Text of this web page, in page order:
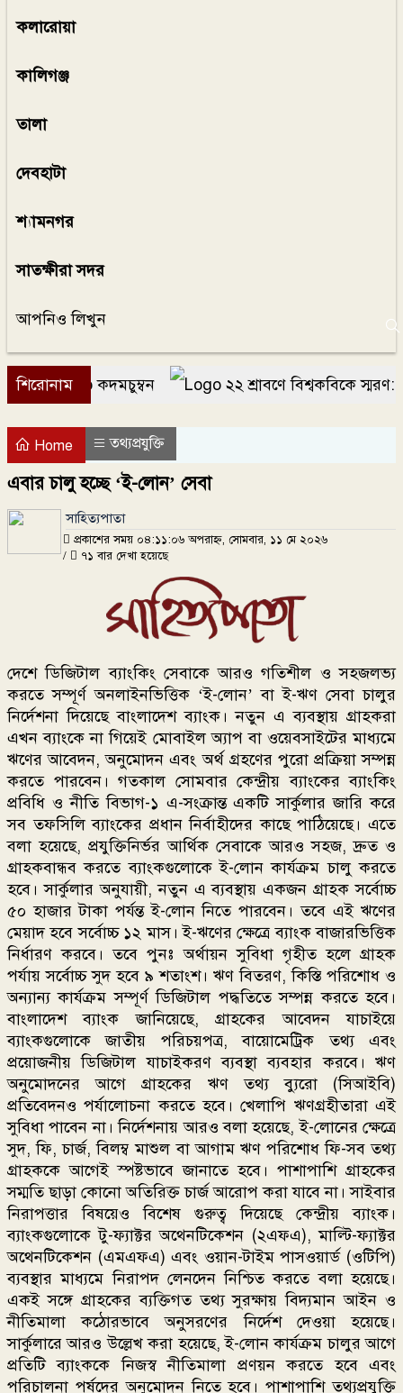
কলারোয়া
কালিগঞ্জ
তালা
দেবহাটা
শ্যামনগর
সাতক্ষীরা সদর
আপনিও লিখুন
শিরোনামকদমচুম্বন ২২ শ্রাবণে বিশ্বকবিকে স্মরণ:
Home তথ্যপ্রযুক্তি
এবার চালু হচ্ছে ‘ই-লোন’ সেবা
সাহিত্যপাতা
প্রকাশের সময় ০৪:১১:০৬ অপরাহ্ন, সোমবার, ১১ মে ২০২৬
/
৭১ বার দেখা হয়েছে
দেশে ডিজিটাল ব্যাংকিং সেবাকে আরও গতিশীল ও সহজলভ্য
করতে সম্পূর্ণ অনলাইনভিত্তিক ‘ই-লোন’ বা ই-ঋণ সেবা চালুর
নির্দেশনা দিয়েছে বাংলাদেশ ব্যাংক। নতুন এ ব্যবস্থায় গ্রাহকরা
এখন ব্যাংকে না গিয়েই মোবাইল অ্যাপ বা ওয়েবসাইটের মাধ্যমে
ঋণের আবেদন, অনুমোদন এবং অর্থ গ্রহণের পুরো প্রক্রিয়া সম্পন্ন
করতে পারবেন। গতকাল সোমবার কেন্দ্রীয় ব্যাংকের ব্যাংকিং
প্রবিধি ও নীতি বিভাগ-১ এ-সংক্রান্ত একটি সার্কুলার জারি করে
সব তফসিলি ব্যাংকের প্রধান নির্বাহীদের কাছে পাঠিয়েছে। এতে
বলা হয়েছে, প্রযুক্তিনির্ভর আর্থিক সেবাকে আরও সহজ, দ্রুত ও
গ্রাহকবান্ধব করতে ব্যাংকগুলোকে ই-লোন কার্যক্রম চালু করতে
হবে। সার্কুলার অনুযায়ী, নতুন এ ব্যবস্থায় একজন গ্রাহক সর্বোচ্চ
৫০ হাজার টাকা পর্যন্ত ই-লোন নিতে পারবেন। তবে এই ঋণের
মেয়াদ হবে সর্বোচ্চ ১২ মাস। ই-ঋণের ক্ষেত্রে ব্যাংক বাজারভিত্তিক
নির্ধারণ করবে। তবে পুনঃ অর্থায়ন সুবিধা গৃহীত হলে গ্রাহক
পর্যায় সর্বোচ্চ সুদ হবে ৯ শতাংশ। ঋণ বিতরণ, কিস্তি পরিশোধ ও
অন্যান্য কার্যক্রম সম্পূর্ণ ডিজিটাল পদ্ধতিতে সম্পন্ন করতে হবে।
বাংলাদেশ ব্যাংক জানিয়েছে, গ্রাহকের আবেদন যাচাইয়ে
ব্যাংকগুলোকে জাতীয় পরিচয়পত্র, বায়োমেট্রিক তথ্য এবং
প্রয়োজনীয় ডিজিটাল যাচাইকরণ ব্যবস্থা ব্যবহার করবে। ঋণ
অনুমোদনের আগে গ্রাহকের ঋণ তথ্য ব্যুরো (সিআইবি)
প্রতিবেদনও পর্যালোচনা করতে হবে। খেলাপি ঋণগ্রহীতারা এই
সুবিধা পাবেন না। নির্দেশনায় আরও বলা হয়েছে, ই-লোনের ক্ষেত্রে
সুদ, ফি, চার্জ, বিলম্ব মাশুল বা আগাম ঋণ পরিশোধ ফি-সব তথ্য
গ্রাহককে আগেই স্পষ্টভাবে জানাতে হবে। পাশাপাশি গ্রাহকের
সম্মতি ছাড়া কোনো অতিরিক্ত চার্জ আরোপ করা যাবে না। সাইবার
নিরাপত্তার বিষয়েও বিশেষ গুরুত্ব দিয়েছে কেন্দ্রীয় ব্যাংক।
ব্যাংকগুলোকে টু-ফ্যাক্টর অথেনটিকেশন (২এফএ), মাল্টি-ফ্যাক্টর
অথেনটিকেশন (এমএফএ) এবং ওয়ান-টাইম পাসওয়ার্ড (ওটিপি)
ব্যবস্থার মাধ্যমে নিরাপদ লেনদেন নিশ্চিত করতে বলা হয়েছে।
একই সঙ্গে গ্রাহকের ব্যক্তিগত তথ্য সুরক্ষায় বিদ্যমান আইন ও
নীতিমালা কঠোরভাবে অনুসরণের নির্দেশ দেওয়া হয়েছে।
সার্কুলারে আরও উল্লেখ করা হয়েছে, ই-লোন কার্যক্রম চালুর আগে
প্রতিটি ব্যাংককে নিজস্ব নীতিমালা প্রণয়ন করতে হবে এবং
পরিচালনা পর্ষদের অনুমোদন নিতে হবে। পাশাপাশি তথ্যপ্রযুক্তি